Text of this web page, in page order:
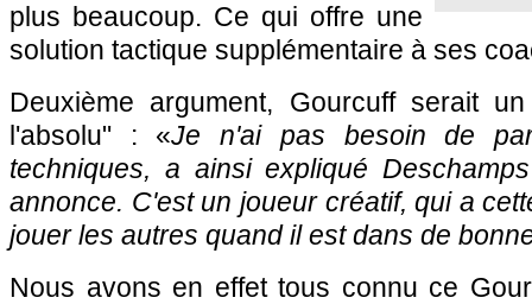
plus beaucoup. Ce qui offre une
solution tactique supplémentaire à ses
Deuxième argument, Gourcuff serait
l'absolu" : «Je n'ai pas besoin de
techniques, a ainsi expliqué
annonce. C'est un joueur créatif, qui a
jouer les autres quand il est dans de
Nous avons en effet tous connu ce